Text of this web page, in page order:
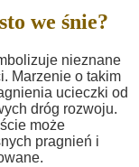
we śnie?
nieznane
Marzenie o takim
ucieczki od
dróg rozwoju.
może
pragnień i